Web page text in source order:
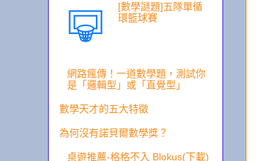
[數學謎題]五隊單循
環籃球賽
網路瘋傳！一道數學題，測試你
是「邏輯型」或「直覺型」
數學天才的五大特徵
為何沒有諾貝爾數學獎？
桌遊推薦-格格不入 Blokus(下載)